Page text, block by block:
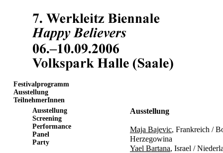
Festivalprogramm
Ausstellung
TeilnehmerInnen
Ausstellung
Screening
Performance
Panel
Party
Ausstellung
Maja Bajevic, Frankreich /
Herzegowina
Yael Bartana, Israel /